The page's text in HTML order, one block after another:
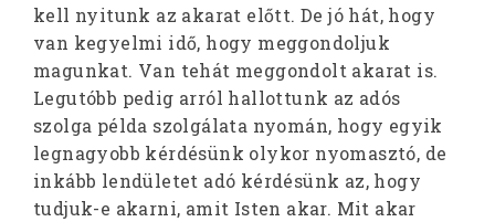
kell nyitunk az akarat előtt. De jó hát, hogy
van kegyelmi idő, hogy meggondoljuk
magunkat. Van tehát meggondolt akarat is.
Legutóbb pedig arról hallottunk az adós
szolga példa szolgálata nyomán, hogy egyik
legnagyobb kérdésünk olykor nyomasztó, de
inkább lendületet adó kérdésünk az, hogy
tudjuk-e akarni, amit Isten akar. Mit akar